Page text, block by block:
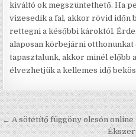
kiváltó ok megszüntethető. Ha
vizesedik a fal, akkor rövid időn
rettegni a későbbi károktól.
alaposan körbejárni otthonunkat
tapasztalunk, akkor minél előbb
élvezhetjük a kellemes idő
Bejegyzés
← A sötétítő függöny olcsón